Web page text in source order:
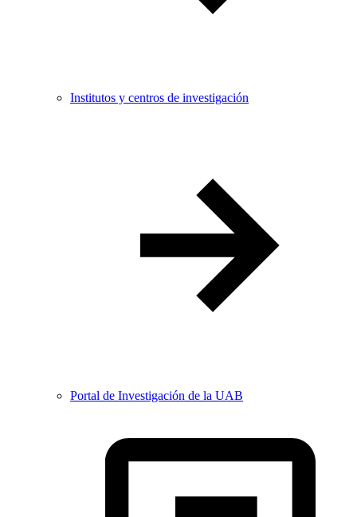
Institutos y centros de investigación
Portal de Investigación de la UAB